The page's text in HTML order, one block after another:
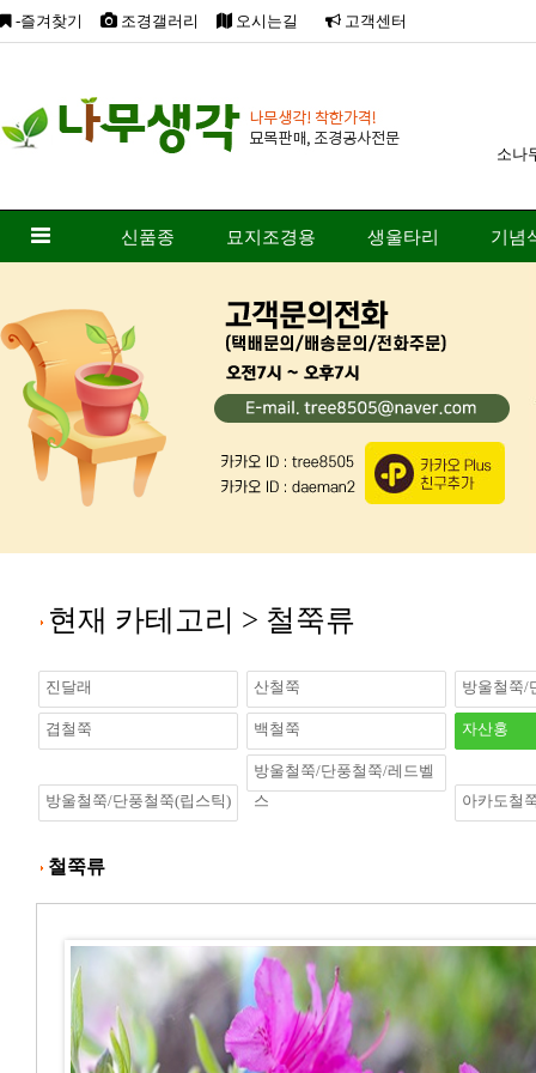
-즐겨찾기 조경갤러리 오시는길 고객센터
소나
신품종 묘지조경용 생울타리 기념
현재 카테고리 > 철쭉류
진달래 산철쭉 방울철쭉/
겹철쭉 백철쭉 자산홍
방울철쭉/단풍철쭉(립스틱)
방울철쭉/단풍철쭉/레드벨
스
아카도철
철쭉류